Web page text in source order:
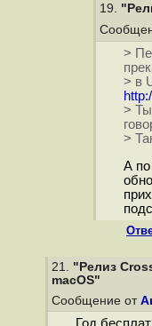
19.
>
> в
> Ты
>
А по
21. "Релиз
macOS"
Сообщение от